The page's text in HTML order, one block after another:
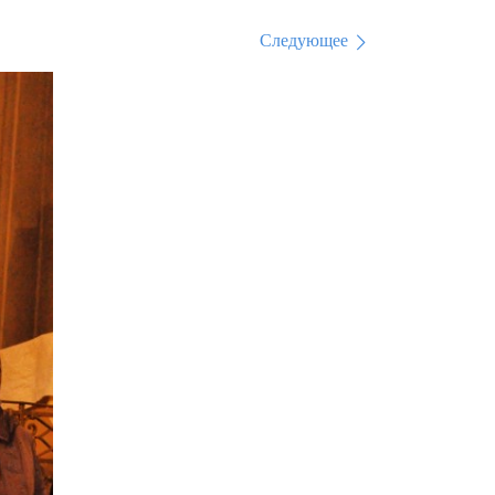
Следующее